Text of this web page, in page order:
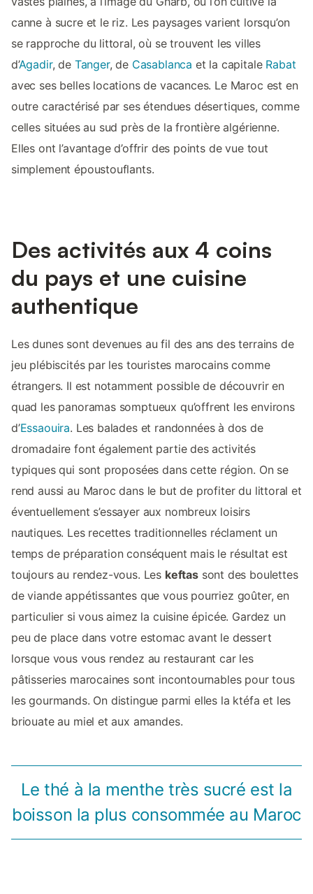
canne à sucre et le riz. Les paysages varient lorsqu’on
se rapproche du littoral, où se trouvent les villes
d’Agadir, de Tanger, de Casablanca et la capitale Rabat
avec ses belles locations de vacances. Le Maroc est en
outre caractérisé par ses étendues désertiques, comme
celles situées au sud près de la frontière algérienne.
Elles ont l’avantage d’offrir des points de vue tout
simplement époustouflants.
Des activités aux 4 coins
du pays et une cuisine
authentique
Les dunes sont devenues au fil des ans des terrains de
jeu plébiscités par les touristes marocains comme
étrangers. Il est notamment possible de découvrir en
quad les panoramas somptueux qu’offrent les environs
d’Essaouira. Les balades et randonnées à dos de
dromadaire font également partie des activités
typiques qui sont proposées dans cette région. On se
rend aussi au Maroc dans le but de profiter du littoral et
éventuellement s’essayer aux nombreux loisirs
nautiques. Les recettes traditionnelles réclament un
temps de préparation conséquent mais le résultat est
toujours au rendez-vous. Les keftassont des boulettes
de viande appétissantes que vous pourriez goûter, en
particulier si vous aimez la cuisine épicée. Gardez un
peu de place dans votre estomac avant le dessert
lorsque vous vous rendez au restaurant car les
pâtisseries marocaines sont incontournables pour tous
les gourmands. On distingue parmi elles la ktéfa et les
briouate au miel et aux amandes.
Le thé à la menthe très sucré est la
boisson la plus consommée au Maroc